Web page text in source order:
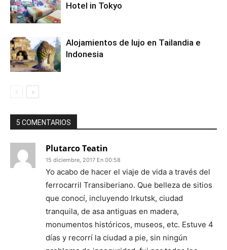
Hotel in Tokyo
Alojamientos de lujo en Tailandia e
Indonesia
5 COMENTARIOS
Plutarco Teatin
15 diciembre, 2017 En 00:58
Yo acabo de hacer el viaje de vida a través del
ferrocarril Transiberiano. Que belleza de sitios
que conocí, incluyendo Irkutsk, ciudad
tranquila, de asa antiguas en madera,
monumentos históricos, museos, etc. Estuve 4
días y recorrí la ciudad a pie, sin ningún